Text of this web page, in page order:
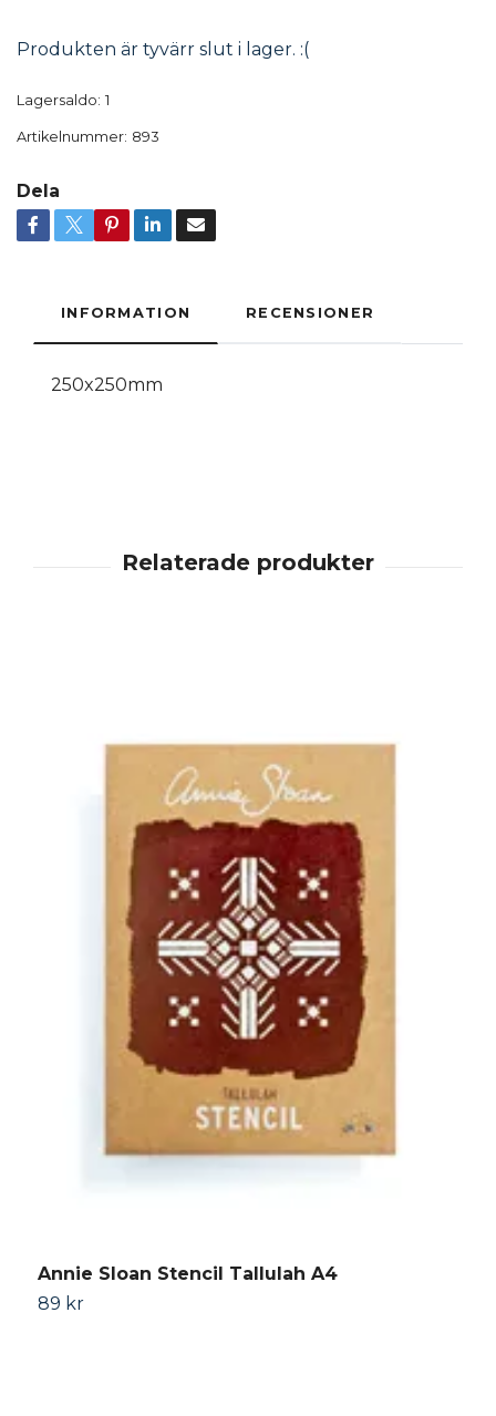
Produkten är tyvärr slut i lager. :(
Lagersaldo: 1
Artikelnummer: 893
Dela
INFORMATION RECENSIONER
250x250mm
Annie Sloan Stencil Tallulah A4
89 kr